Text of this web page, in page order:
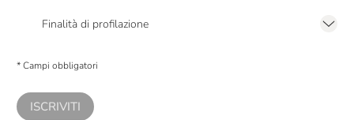
Finalità di profilazione
comunicazioni commerciali personalizzate, in caso di consenso prestato ai
* Campi obbligatori
ISCRIVITI